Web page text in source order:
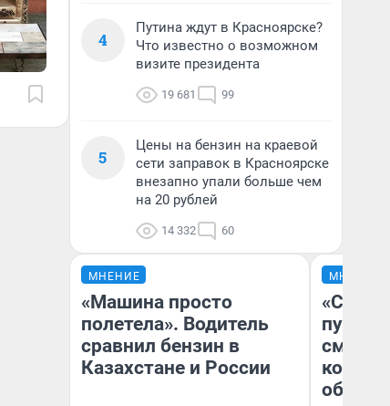
4
Путина ждут в Красноярске?
Что известно о возможном
визите президента
19 681 99
5
Цены на бензин на краевой
сети заправок в Красноярске
внезапно упали больше чем
на 20 рублей
14 332 60
МНЕНИЕ
«Машина просто
полетела». Водитель
сравнил бензин в
Казахстане и России
МНЕНИЕ